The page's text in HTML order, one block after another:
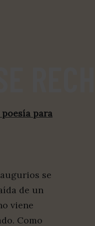
para
se
de un
viene
Como